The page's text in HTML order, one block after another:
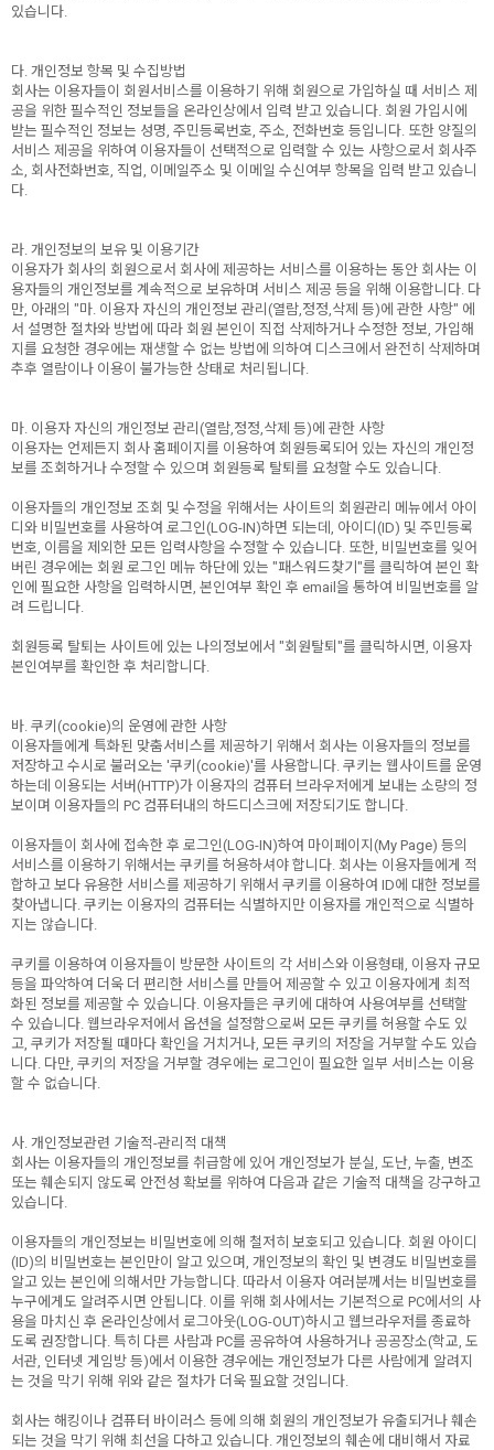
있습니다.
다. 개인정보 항목 및 수집방법
회사는 이용자들이 회원서비스를 이용하기 위해 회원으로 가입하실 때 서비스 제
공을 위한 필수적인 정보들을 온라인상에서 입력 받고 있습니다. 회원 가입시에
받는 필수적인 정보는 성명, 주민등록번호, 주소, 전화번호 등입니다. 또한 양질의
서비스 제공을 위하여 이용자들이 선택적으로 입력할 수 있는 사항으로서 회사주
소, 회사전화번호, 직업, 이메일주소 및 이메일 수신여부 항목을 입력 받고 있습니
다.
라. 개인정보의 보유 및 이용기간
이용자가 회사의 회원으로서 회사에 제공하는 서비스를 이용하는 동안 회사는 이
용자들의 개인정보를 계속적으로 보유하며 서비스 제공 등을 위해 이용합니다. 다
만, 아래의 "마. 이용자 자신의 개인정보 관리(열람,정정,삭제 등)에 관한 사항" 에
서 설명한 절차와 방법에 따라 회원 본인이 직접 삭제하거나 수정한 정보, 가입해
지를 요청한 경우에는 재생할 수 없는 방법에 의하여 디스크에서 완전히 삭제하며
추후 열람이나 이용이 불가능한 상태로 처리됩니다.
마. 이용자 자신의 개인정보 관리(열람,정정,삭제 등)에 관한 사항
이용자는 언제든지 회사 홈페이지를 이용하여 회원등록되어 있는 자신의 개인정
보를 조회하거나 수정할 수 있으며 회원등록 탈퇴를 요청할 수도 있습니다.
이용자들의 개인정보 조회 및 수정을 위해서는 사이트의 회원관리 메뉴에서 아이
디와 비밀번호를 사용하여 로그인(LOG-IN)하면 되는데, 아이디(ID) 및 주민등록
번호, 이름을 제외한 모든 입력사항을 수정할 수 있습니다. 또한, 비밀번호를 잊어
버린 경우에는 회원 로그인 메뉴 하단에 있는 "패스워드찾기"를 클릭하여 본인 확
인에 필요한 사항을 입력하시면, 본인여부 확인 후 email을 통하여 비밀번호를 알
려 드립니다.
회원등록 탈퇴는 사이트에 있는 나의정보에서 "회원탈퇴"를 클릭하시면, 이용자
본인여부를 확인한 후 처리합니다.
바. 쿠키(cookie)의 운영에 관한 사항
이용자들에게 특화된 맞춤서비스를 제공하기 위해서 회사는 이용자들의 정보를
저장하고 수시로 불러오는 '쿠키(cookie)'를 사용합니다. 쿠키는 웹사이트를 운영
하는데 이용되는 서버(HTTP)가 이용자의 컴퓨터 브라우저에게 보내는 소량의 정
보이며 이용자들의 PC 컴퓨터내의 하드디스크에 저장되기도 합니다.
이용자들이 회사에 접속한 후 로그인(LOG-IN)하여 마이페이지(My Page) 등의
서비스를 이용하기 위해서는 쿠키를 허용하셔야 합니다. 회사는 이용자들에게 적
합하고 보다 유용한 서비스를 제공하기 위해서 쿠키를 이용하여 ID에 대한 정보를
찾아냅니다. 쿠키는 이용자의 컴퓨터는 식별하지만 이용자를 개인적으로 식별하
지는 않습니다.
쿠키를 이용하여 이용자들이 방문한 사이트의 각 서비스와 이용형태, 이용자 규모
등을 파악하여 더욱 더 편리한 서비스를 만들어 제공할 수 있고 이용자에게 최적
화된 정보를 제공할 수 있습니다. 이용자들은 쿠키에 대하여 사용여부를 선택할
수 있습니다. 웹브라우저에서 옵션을 설정함으로써 모든 쿠키를 허용할 수도 있
고, 쿠키가 저장될 때마다 확인을 거치거나, 모든 쿠키의 저장을 거부할 수도 있습
니다. 다만, 쿠키의 저장을 거부할 경우에는 로그인이 필요한 일부 서비스는 이용
할 수 없습니다.
사. 개인정보관련 기술적-관리적 대책
회사는 이용자들의 개인정보를 취급함에 있어 개인정보가 분실, 도난, 누출, 변조
또는 훼손되지 않도록 안전성 확보를 위하여 다음과 같은 기술적 대책을 강구하고
있습니다.
이용자들의 개인정보는 비밀번호에 의해 철저히 보호되고 있습니다. 회원 아이디
(ID)의 비밀번호는 본인만이 알고 있으며, 개인정보의 확인 및 변경도 비밀번호를
알고 있는 본인에 의해서만 가능합니다. 따라서 이용자 여러분께서는 비밀번호를
누구에게도 알려주시면 안됩니다. 이를 위해 회사에서는 기본적으로 PC에서의 사
용을 마치신 후 온라인상에서 로그아웃(LOG-OUT)하시고 웹브라우저를 종료하
도록 권장합니다. 특히 다른 사람과 PC를 공유하여 사용하거나 공공장소(학교, 도
서관, 인터넷 게임방 등)에서 이용한 경우에는 개인정보가 다른 사람에게 알려지
는 것을 막기 위해 위와 같은 절차가 더욱 필요할 것입니다.
회사는 해킹이나 컴퓨터 바이러스 등에 의해 회원의 개인정보가 유출되거나 훼손
되는 것을 막기 위해 최선을 다하고 있습니다. 개인정보의 훼손에 대비해서 자료